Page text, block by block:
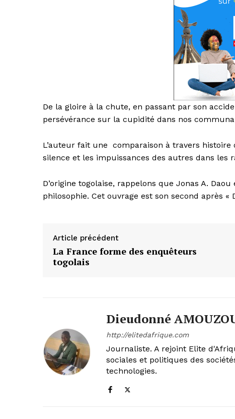
De la gloire à la chute, en passant par son
persévérance sur la cupidité dans nos
L’auteur fait une comparaison à travers
silence et les impuissances des autres dans les
D’origine togolaise, rappelons que Jonas A.
philosophie. Cet ouvrage est son second après «
Article précédent
La France forme des enquêteurs
togolais
Dieudonné
http://elitedafrique.com
Journaliste. A rejoint Elite
sociales et politiques des
technologies.